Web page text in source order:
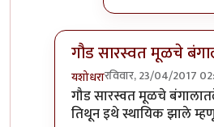
गौड सारस्वत मूळचे
यशोधरारविवार, 23/04/2017
In reply toथोडक्यात,
गौड सारस्वत मूळचे
तिथून इथे स्थायिक झाले